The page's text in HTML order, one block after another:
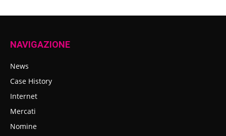
NAVIGAZIONE
News
Case History
Internet
Mercati
Nomine